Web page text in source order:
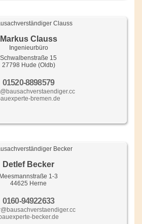
Markus Clauss
Ingenieurbüro
Schwalbenstraße 15
27798 Hude (Oldb)
01520-8898579
bremen.de
Detlef Becker
Meesmannstraße 1-3
44625 Herne
0160-94922633
becker.de